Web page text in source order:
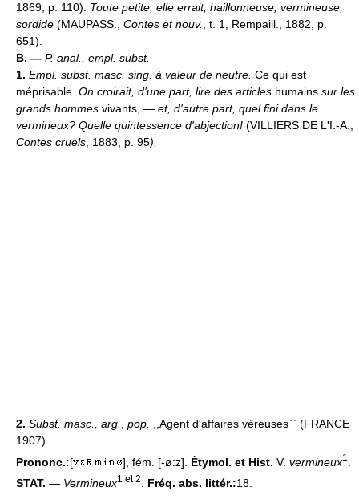
1869, p. 110). Toute petite, elle errait, haillonneuse, vermineuse,
sordide (MAUPASS., Contes et nouv.
, t. 1, Rempaill., 1882, p.
651).
B. — P. anal., empl. subst.
1. Empl. subst. masc. sing. à valeur de neutre. Ce qui est
méprisable. On croirait, d'une part, lire des articles humains sur les
grands hommes vivants, — et, d'autre part, quel fini dans le
vermineux? Quelle quintessence d'abjection! (VILLIERS DE L'I.-A.,
Contes cruels , 1883, p. 95).
2. Subst. masc., arg. pop.
,,Agent d'affaires véreuses`` (FRANCE
1907).
Prononc.:[ ], fém. [-ø:z]. Étymol. et Hist. V. vermineux1
STAT. — Vermineux1 et 2 Fréq. abs. littér.:18.